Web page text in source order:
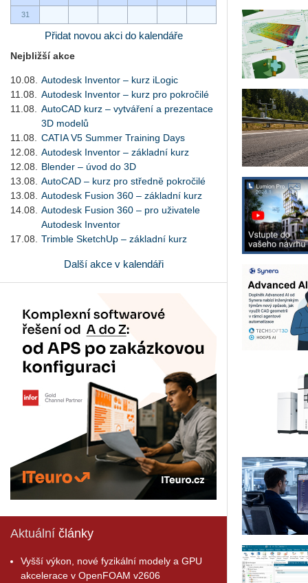
31
Přidat novou akci do kalendáře
Nejbližší akce
10.08.
Autodesk Inventor – kurz iLogic
11.08.
Autodesk Inventor – kurz pro pokročilé
11.08.
AutoCAD kurz – vytváření a prezentace
3D modelů
11.08.
CATIA V5 Summer Training Days
12.08.
Autodesk Inventor – základní kurz
12.08.
Blender – úvod do 3D
13.08.
AutoCAD – kurz pro středně pokročilé
13.08.
Autodesk Fusion 360 – základní kurz
14.08.
Autodesk Fusion 360 – pro uživatele
Autodesk Inventor
17.08.
Trimble SketchUp – základní kurz
Další akce v kalendáři
Aktuální články
Vyšší výkon, nové fyzikální modely a GPU
akcelerace v OpenFOAM v2606